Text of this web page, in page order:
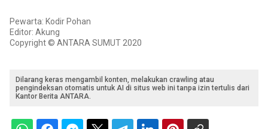
Pewarta: Kodir Pohan
Editor: Akung
Copyright © ANTARA SUMUT 2020
Dilarang keras mengambil konten, melakukan crawling atau
pengindeksan otomatis untuk AI di situs web ini tanpa izin tertulis dari
Kantor Berita ANTARA.